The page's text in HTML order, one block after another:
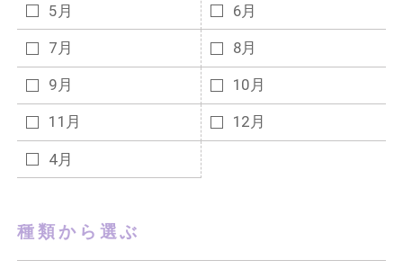
5月 6月
7月 8月
9月 10月
11月 12月
4月
種類から選ぶ